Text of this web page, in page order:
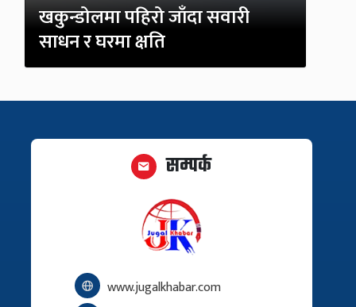
खकुन्डोलमा पहिरो जाँदा सवारी
साधन र घरमा क्षति
सम्पर्क
www.jugalkhabar.com